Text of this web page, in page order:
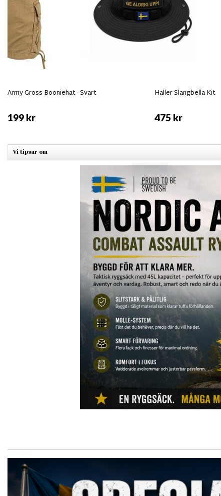
Army Gross Booniehat - Svart
199 kr
Haller Slangbella Kit
475 kr
Vi tipsar om